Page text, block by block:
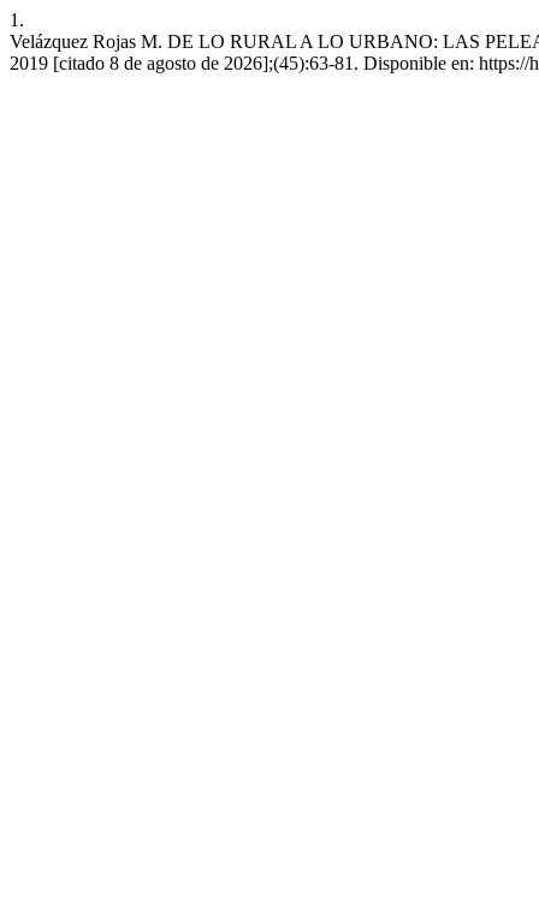
1.
Velázquez Rojas M. DE LO RURAL A LO URBANO: LAS
2019 [citado 8 de agosto de 2026];(45):63-81. Disponible en: